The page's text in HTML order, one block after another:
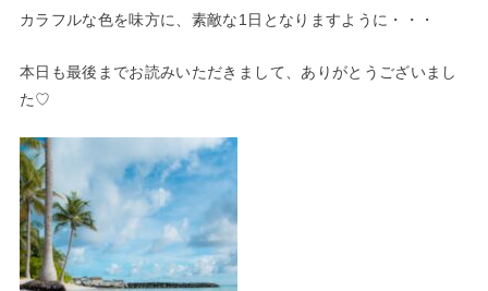
カラフルな色を味方に、素敵な1日となりますように・・・
本日も最後までお読みいただきまして、ありがとうございまし
た♡